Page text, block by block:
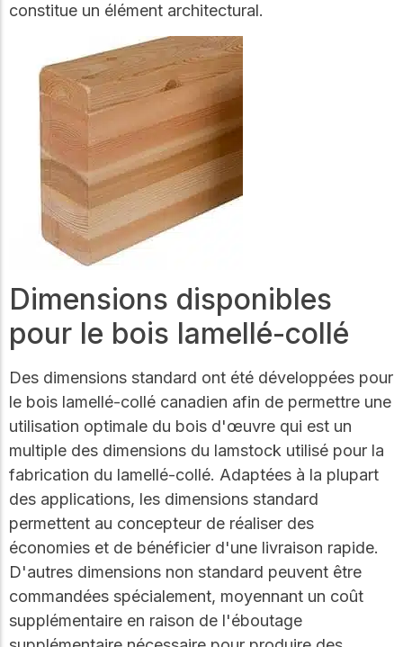
constitue un élément architectural.
Dimensions disponibles
pour le bois lamellé-collé
Des dimensions standard ont été développées pour
le bois lamellé-collé canadien afin de permettre une
utilisation optimale du bois d'œuvre qui est un
multiple des dimensions du lamstock utilisé pour la
fabrication du lamellé-collé. Adaptées à la plupart
des applications, les dimensions standard
permettent au concepteur de réaliser des
économies et de bénéficier d'une livraison rapide.
D'autres dimensions non standard peuvent être
commandées spécialement, moyennant un coût
supplémentaire en raison de l'éboutage